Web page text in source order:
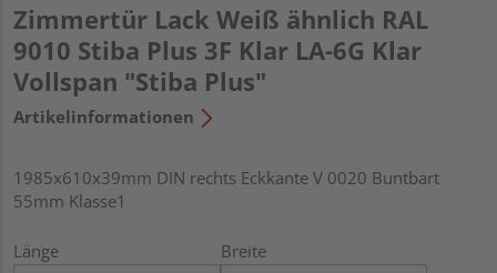
Zimmertür Lack Weiß ähnlich RAL
9010 Stiba Plus 3F Klar LA-6G Klar
Vollspan "Stiba Plus"
Artikelinformationen
1985x610x39mm DIN rechts Eckkante V 0020 Buntbart
55mm Klasse1
Länge Breite